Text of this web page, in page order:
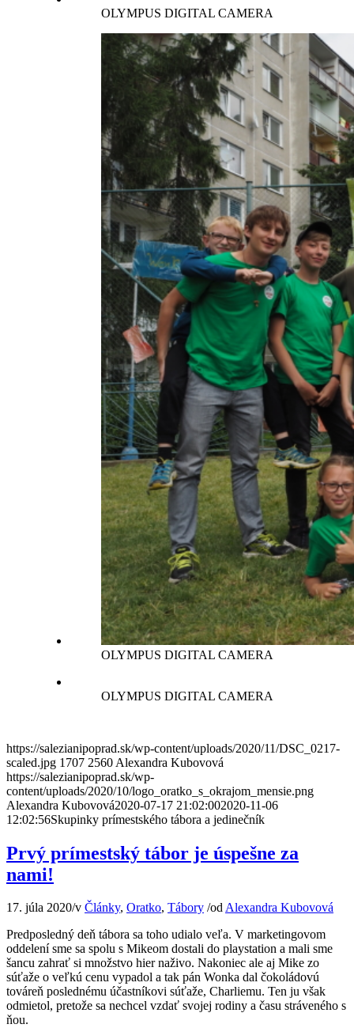
OLYMPUS DIGITAL CAMERA
OLYMPUS DIGITAL CAMERA
OLYMPUS DIGITAL CAMERA
https://salezianipoprad.sk/wp-content/uploads/2020/11/DSC_0217-
scaled.jpg 1707 2560 Alexandra Kubovová
https://salezianipoprad.sk/wp-
content/uploads/2020/10/logo_oratko_s_okrajom_mensie.png
Alexandra Kubovová2020-07-17 21:02:002020-11-06
12:02:56Skupinky prímestského tábora a jedinečník
Prvý prímestský tábor je úspešne za
nami!
17. júla 2020/v Články, Oratko, Tábory /odAlexandra Kubovová
Predposledný deň tábora sa toho udialo veľa. V marketingovom
oddelení sme sa spolu s Mikeom dostali do playstation a mali sme
šancu zahrať si množstvo hier naživo. Nakoniec ale aj Mike zo
súťaže o veľkú cenu vypadol a tak pán Wonka dal čokoládovú
továreň poslednému účastníkovi súťaže, Charliemu. Ten ju však
odmietol, pretože sa nechcel vzdať svojej rodiny a času stráveného s
ňou.